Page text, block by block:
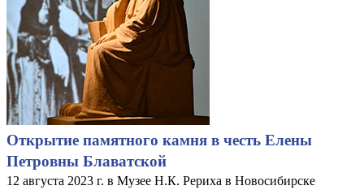
Открытие памятного камня в честь Елены
Петровны Блаватской
12 августа 2023 г. в Музее Н.К. Рериха в Новосибирске